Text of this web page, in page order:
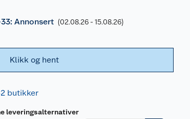
Annonsert (02.08.26 - 15.08.26)
Klikk og hent
butikker
leveringsalternativer